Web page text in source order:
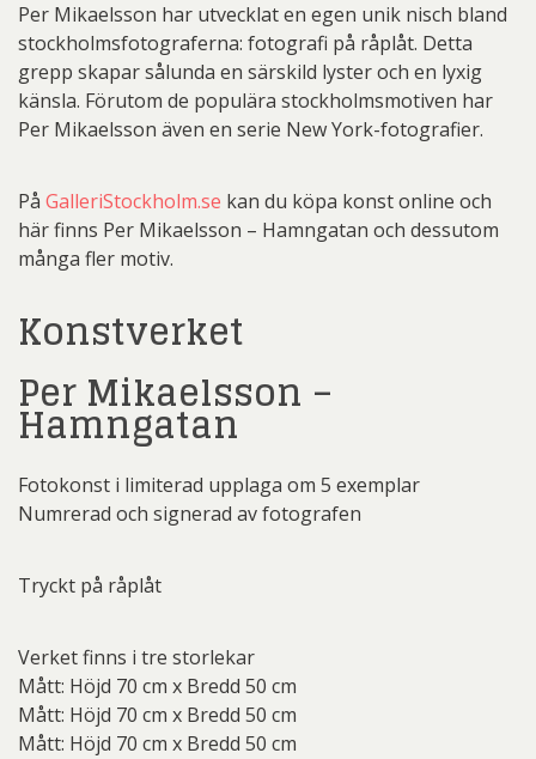
Per Mikaelsson har utvecklat en egen unik nisch bland
stockholmsfotograferna: fotografi på råplåt. Detta
grepp skapar sålunda en särskild lyster och en lyxig
känsla. Förutom de populära stockholmsmotiven har
Per Mikaelsson även en serie New York-fotografier.
På GalleriStockholm.se kan du köpa konst online och
här finns Per Mikaelsson – Hamngatan och dessutom
många fler motiv.
Konstverket
Per Mikaelsson –
Hamngatan
Fotokonst i limiterad upplaga om 5 exemplar
Numrerad och signerad av fotografen
Tryckt på råplåt
Verket finns i tre storlekar
Mått: Höjd 70 cm x Bredd 50 cm
Mått: Höjd 70 cm x Bredd 50 cm
Mått: Höjd 70 cm x Bredd 50 cm